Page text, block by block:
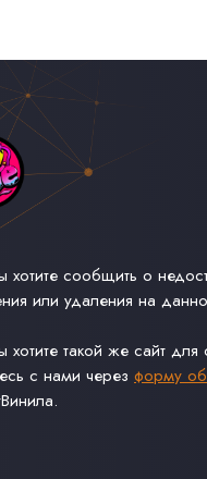
хотите сообщить о
или удаления на
хотите такой же сайт
с нами через форму